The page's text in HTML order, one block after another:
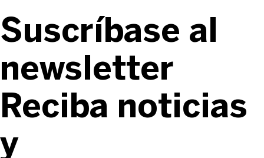
Suscríbase al
newsletter
Reciba noticias
y